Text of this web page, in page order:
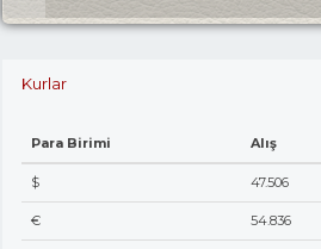
Kurlar
Para Birimi Alış
$ 47.506
€ 54.836